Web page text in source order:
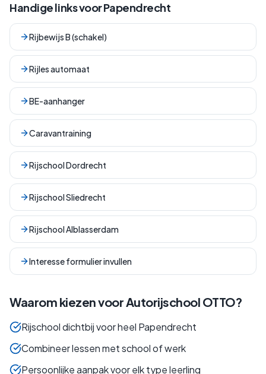
Handige links voorPapendrecht
Rijbewijs B (schakel)
Rijles automaat
BE-aanhanger
Caravantraining
Rijschool Dordrecht
Rijschool Sliedrecht
Rijschool Alblasserdam
Interesse formulier invullen
Waarom kiezen voor Autorijschool OTTO?
Rijschool dichtbij voor heel Papendrecht
Combineer lessen met school of werk
Persoonlijke aanpak voor elk type leerling